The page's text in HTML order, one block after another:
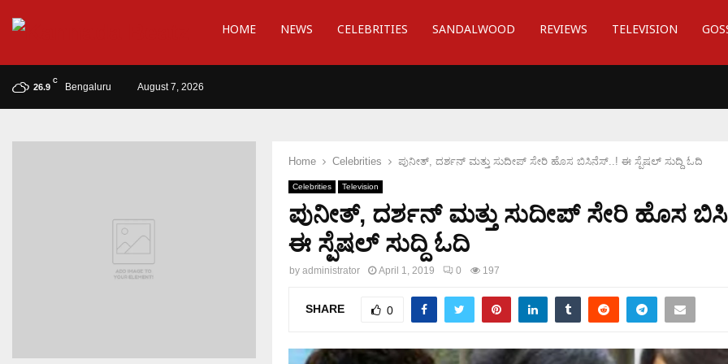
HOME NEWS CELEBRITIES SANDALWOOD REVIEWS TELEVISION
26.9
C
Bengaluru August 7, 2026
Home Celebrities ಪುನೀತ್, ದರ್ಶನ್ ಮತ್ತು ಸುದೀಪ್ ಸೇರಿ ಹೊಸ ಬಿಸಿನೆಸ್..! ಈ ಸ್ಪೆಷಲ್ ಸುದ್ದಿ ಓದಿ
Celebrities Television
ಪುನೀತ್, ದರ್ಶನ್ ಮತ್ತು ಸುದೀಪ್ ಸೇರಿ ಹೊಸ
ಈ ಸ್ಪೆಷಲ್ ಸುದ್ದಿ ಓದಿ
by administrator April 1, 2019 0 197
SHARE 0